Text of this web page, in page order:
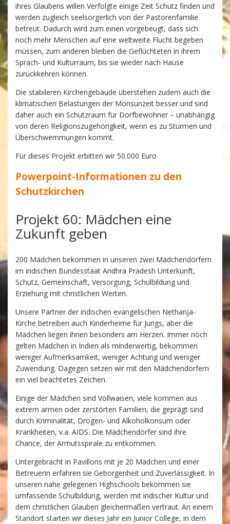
ihres Glaubens willen Verfolgte einige Zeit Schutz finden und
werden zugleich seelsorgerlich von der Pastorenfamilie
betreut. Dadurch wird zum einen vorgebeugt, dass sich
noch mehr Menschen auf eine weltweite Flucht begeben
müssen, zum anderen bleiben die Geflüchteten in ihrem
Sprach- und Kulturraum, bis sie wieder nach Hause
zurückkehren können.
Die stabileren Kirchengebäude überstehen zudem auch die
klimatischen Belastungen der Monsunzeit besser und sind
daher auch ein Schutzraum für Dorfbewohner – unabhängig
von deren Religionszugehörigkeit, wenn es zu Stürmen und
Überschwemmungen kommt.
Für dieses Projekt erbitten wir 50.000 Euro
Powerpoint-Informationen zu den
Schutzkirchen
Projekt 60: Mädchen eine
Zukunft geben
200 Mädchen bekommen in unseren zwei Mädchendörfern
im indischen Bundesstaat Andhra Pradesh Unterkunft,
Schutz, Gemeinschaft, Versorgung, Schulbildung und
Erziehung mit christlichen Werten.
Unsere Partner der indischen evangelischen Nethanja-
Kirche betreiben auch Kinderheime für Jungs, aber die
Mädchen liegen ihnen besonders am Herzen. Immer noch
gelten Mädchen in Indien als minderwertig, bekommen
weniger Aufmerksamkeit, weniger Achtung und weniger
Zuwendung. Dagegen setzen wir mit den Mädchendörfern
ein viel beachtetes Zeichen.
Einige der Mädchen sind Vollwaisen, viele kommen aus
extrem armen oder zerstörten Familien, die geprägt sind
durch Kriminalität, Drogen- und Alkoholkonsum oder
Krankheiten, v.a. AIDS. Die Mädchendörfer sind ihre
Chance, der Armutsspirale zu entkommen.
Untergebracht in Pavillons mit je 20 Mädchen und einer
Betreuerin erfahren sie Geborgenheit und Zuverlässigkeit. In
unseren nahe gelegenen Highschools bekommen sie
umfassende Schulbildung, werden mit indischer Kultur und
dem christlichen Glauben gleichermaßen vertraut. An einem
Standort starten wir dieses Jahr ein Junior College, in dem